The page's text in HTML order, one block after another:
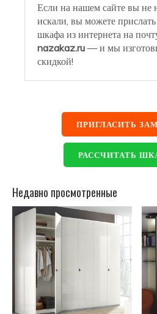
Если на нашем сайте вы не
искали, вы можете
шкафа из интернета на
nazakaz.ru — и мы
скидкой!
ПРИГЛАСИТЬ
РАССЧИТАТЬ
Недавно просмотренные